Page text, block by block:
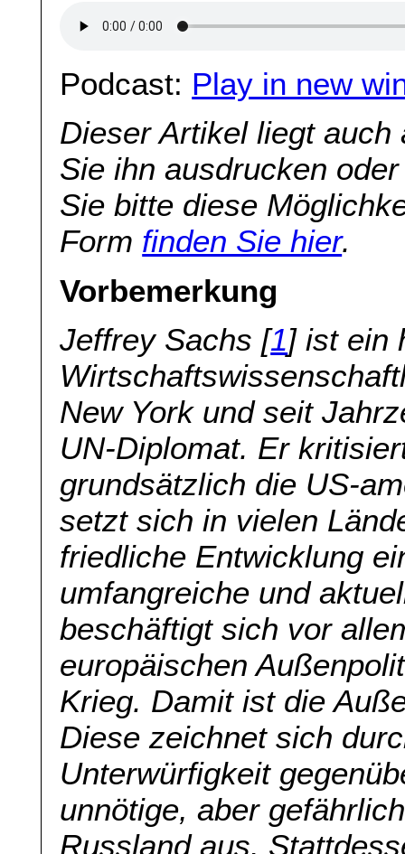
Podcast: Play in new
Dieser Artikel liegt
Sie ihn ausdrucken
Sie bitte diese
Form finden Sie hier.
Vorbemerkung
Jeffrey Sachs [1] ist ein
New York und seit
UN-Diplomat. Er
grundsätzlich die US-
setzt sich in vielen
friedliche Entwicklung
umfangreiche und
beschäftigt sich vor
europäischen
Krieg. Damit ist die
Diese zeichnet sich
Unterwürfigkeit
unnötige, aber
Russland aus.